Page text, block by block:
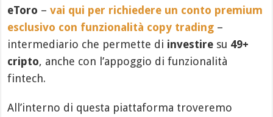
eToro –vai qui per richiedere un conto premium
esclusivo con funzionalità copy trading –
intermediario che permette di investire su 49+
cripto, anche con l’appoggio di funzionalità
fintech.
All’interno di questa piattaforma troveremo